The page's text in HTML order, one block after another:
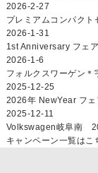
2026-2-27
プレミアムコンパク
2026-1-31
1st Anniversary フェ
2026-1-6
フォルクスワーゲン
2025-12-25
2026年 NewYear フ
2025-12-11
Volkswagen岐阜南
キャンペーン一覧はこ